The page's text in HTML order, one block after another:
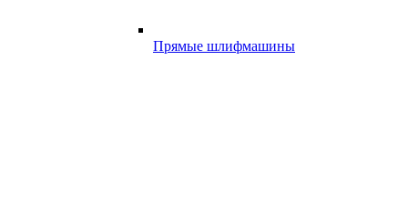
Прямые шлифмашины